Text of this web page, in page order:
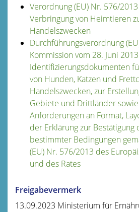
Verordnung (EU) Nr. 576/
Verbringung von Heimtieren
Handelszwecken
Durchführungsverordnung
Kommission vom 28. Juni
Identifizierungsdokumenten
von Hunden, Katzen und
Handelszwecken, zur
Gebiete und Drittländer
Anforderungen an Format,
der Erklärung zur Bestätigung
bestimmter Bedingungen
(EU) Nr. 576/2013 des
und des Rates
Freigabevermerk
13.09.2023 Ministerium für